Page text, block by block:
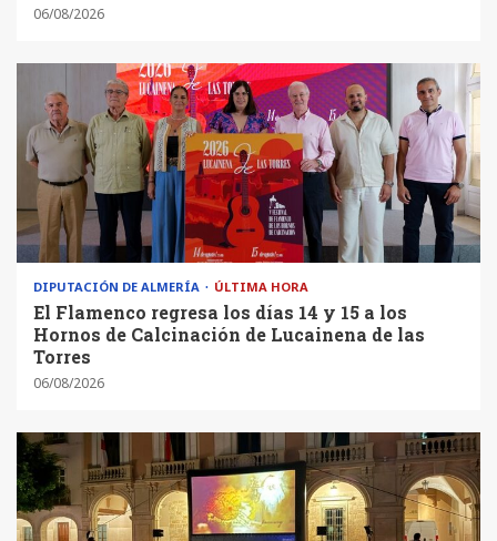
06/08/2026
DIPUTACIÓN DE ALMERÍA ÚLTIMA HORA
El Flamenco regresa los días 14 y 15 a los
Hornos de Calcinación de Lucainena de las
Torres
06/08/2026